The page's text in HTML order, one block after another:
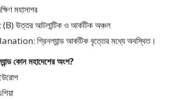
মহাসাগর
উত্তর আটলান্টিক ও আর্কটিক অঞ্চল
গ্রিনল্যান্ড আর্কটিক বৃত্তের মধ্যে অবস্থিত।
কোন মহাদেশের অংশ?